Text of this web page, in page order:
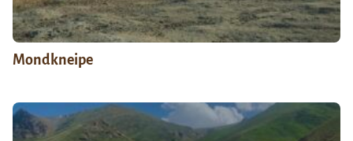
Mondkneipe